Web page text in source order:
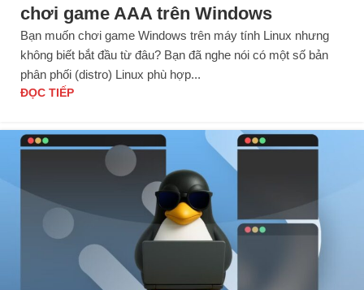
chơi game AAA trên Windows
Bạn muốn chơi game Windows trên máy tính Linux nhưng
không biết bắt đầu từ đâu? Bạn đã nghe nói có một số bản
phân phối (distro) Linux phù hợp...
ĐỌC TIẾP